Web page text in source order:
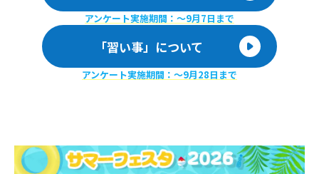
アンケート実施期間：〜9月7日まで
「習い事」について
アンケート実施期間：〜9月28日まで